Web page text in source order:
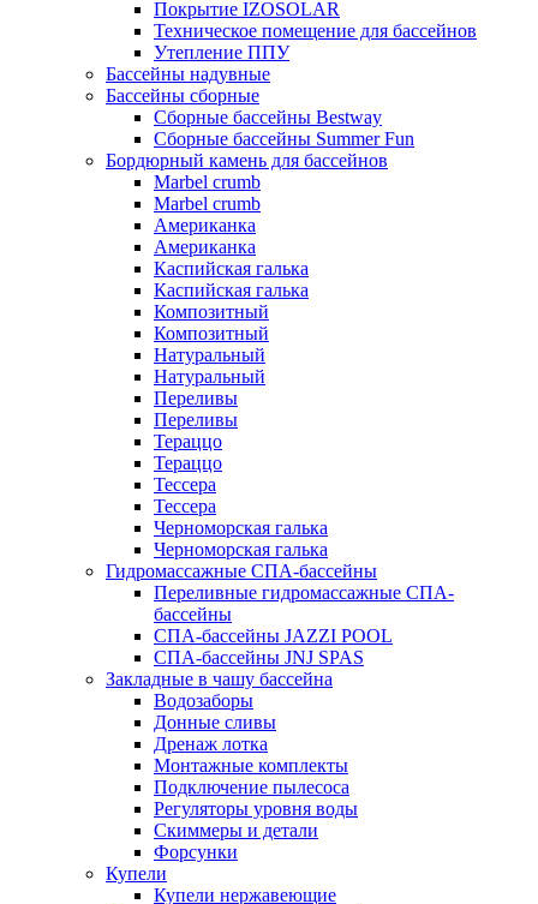
Покрытие IZOSOLAR
Техническое помещение для бассейнов
Утепление ППУ
Бассейны надувные
Бассейны сборные
Сборные бассейны Bestway
Сборные бассейны Summer Fun
Бордюрный камень для бассейнов
Marbel crumb
Marbel crumb
Американка
Американка
Каспийская галька
Каспийская галька
Композитный
Композитный
Натуральный
Натуральный
Переливы
Переливы
Тераццо
Тераццо
Тессера
Тессера
Черноморская галька
Черноморская галька
Гидромассажные СПА-бассейны
Переливные гидромассажные СПА-
бассейны
СПА-бассейны JAZZI POOL
СПА-бассейны JNJ SPAS
Закладные в чашу бассейна
Водозаборы
Донные сливы
Дренаж лотка
Монтажные комплекты
Подключение пылесоса
Регуляторы уровня воды
Скиммеры и детали
Форсунки
Купели
Купели нержавеющие